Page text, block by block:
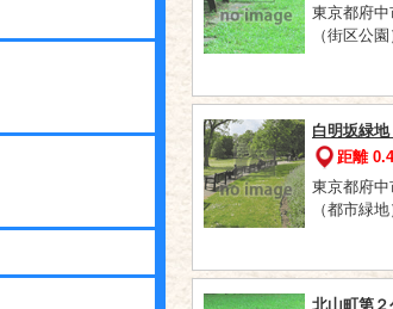
東京都府中
（街区公園
白明坂緑地
距離
東京都府中
（都市緑地
北山町第２